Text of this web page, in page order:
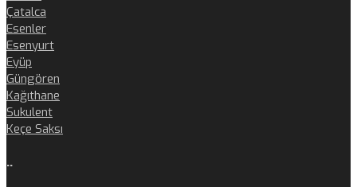
Çatalca
Esenler
Esenyurt
Eyüp
Güngören
Kağıthane
Sukulent
Keçe Saksı
..